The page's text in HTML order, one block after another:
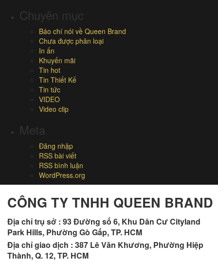
Chuyên mục
Báo chí nói về Queen Brand
Chưa được phân loại
In ấn
Khuyến mãi
Tin hot
Tin Thiết Kế
Tin tức
VIDEO
Video clip
Meta
Đăng nhập
RSS bài viết
RSS bình luận
WordPress.org
CÔNG TY TNHH QUEEN BRAND
Địa chỉ trụ sở : 93 Đường số 6, Khu Dân Cư Cityland
Park Hills, Phường Gò Gấp, TP. HCM
Địa chỉ giao dịch : 387 Lê Văn Khương, Phường Hiệp
Thành, Q. 12, TP. HCM